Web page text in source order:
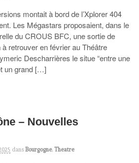
montait à bord de l’Xplorer 404
Les Mégastars proposaient, dans le
du CROUS BFC, une sortie de
retrouver en février au Théâtre
Descharrières le situe “entre une
un grand […]
– Nouvelles
dans Bourgogne, Theatre